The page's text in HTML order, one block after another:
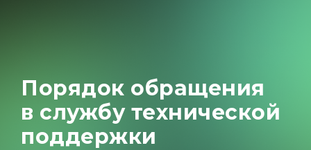
Порядок обращения
в службу технической
поддержки